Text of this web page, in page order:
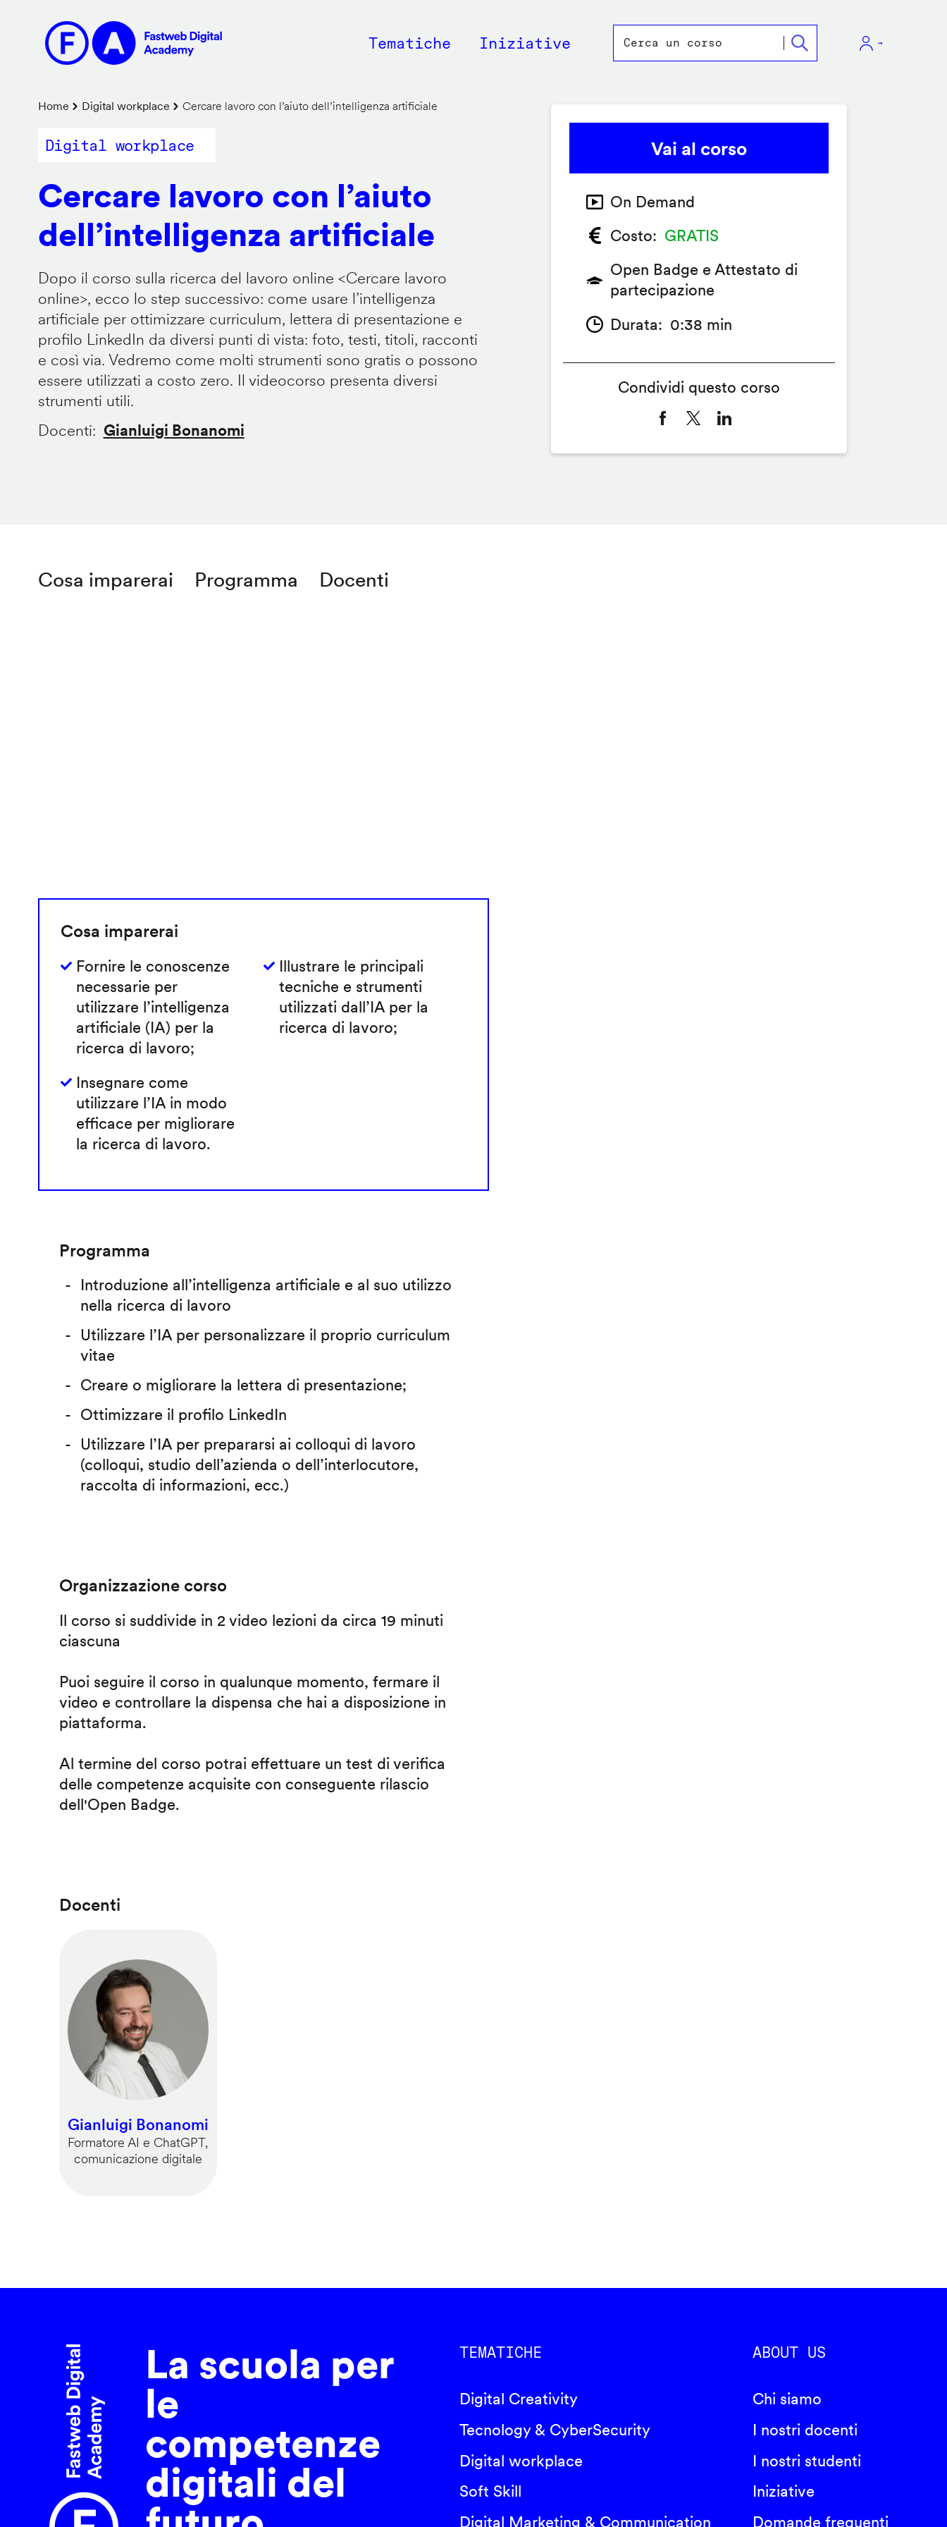
contenuto
principale
Main
Tematiche Iniziative
Briciole
di
Home Digital workplace Cercare lavoro con l’aiuto dell’intelligenza artificiale
Digital workplace
Cercare lavoro con l’aiuto
dell’intelligenza artificiale
Dopo il corso sulla ricerca del lavoro online <Cercare lavoro
online>, ecco lo step successivo: come usare l’intelligenza
artificiale per ottimizzare curriculum, lettera di presentazione e
profilo LinkedIn da diversi punti di vista: foto, testi, titoli, racconti
e così via. Vedremo come molti strumenti sono gratis o possono
essere utilizzati a costo zero. Il videocorso presenta diversi
strumenti utili.
Docenti
Gianluigi Bonanomi
Cosa imparerai Programma Docenti
Cosa imparerai
Fornire le conoscenze
necessarie per
utilizzare l’intelligenza
artificiale (IA) per la
ricerca di lavoro;
Illustrare le principali
tecniche e strumenti
utilizzati dall’IA per la
ricerca di lavoro;
Insegnare come
utilizzare l’IA in modo
efficace per migliorare
la ricerca di lavoro.
Programma
Introduzione all’intelligenza artificiale e al suo utilizzo
nella ricerca di lavoro
Utilizzare l’IA per personalizzare il proprio curriculum
vitae
Creare o migliorare la lettera di presentazione;
Ottimizzare il profilo LinkedIn
Utilizzare l’IA per prepararsi ai colloqui di lavoro
(colloqui, studio dell’azienda o dell’interlocutore,
raccolta di informazioni, ecc.)
Organizzazione corso
Il corso si suddivide in 2 video lezioni da circa 19 minuti
ciascuna
Puoi seguire il corso in qualunque momento, fermare il
video e controllare la dispensa che hai a disposizione in
piattaforma.
Al termine del corso potrai effettuare un test di verifica
delle competenze acquisite con conseguente rilascio
dell'Open Badge.
Docenti
Gianluigi Bonanomi
Formatore AI e ChatGPT,
comunicazione digitale
Vai al corso
On Demand
Costo
GRATIS
Open Badge e Attestato di
partecipazione
Durata
0:38 min
Condividi questo corso
La scuola per
le
competenze
digitali del
TEMATICHE
Digital Creativity
Tecnology & CyberSecurity
Digital workplace
Soft Skill
Digital Marketing & Communication
ABOUT US
Chi siamo
I nostri docenti
I nostri studenti
Iniziative
Domande frequenti